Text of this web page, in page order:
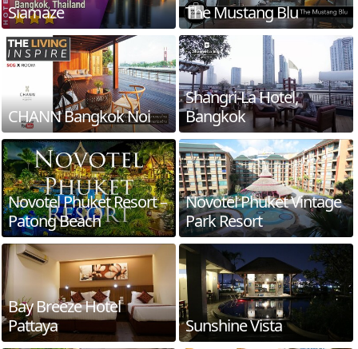
Siamaze The Mustang Blu
CHANN Bangkok Noi
Shangri-La Hotel,
Bangkok
Novotel Phuket Resort –
Patong Beach
Novotel Phuket Vintage
Park Resort
Bay Breeze Hotel
Pattaya
Sunshine Vista